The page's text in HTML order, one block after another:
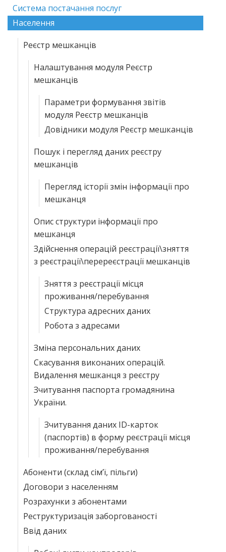
Система постачання послуг
Населення
Реєстр мешканців
Налаштування модуля Реєстр
мешканців
Параметри формування звітів
модуля Реєстр мешканців
Довідники модуля Реєстр мешканців
Пошук і перегляд даних реєстру
мешканців
Перегляд історії змін інформації про
мешканця
Опис структури інформації про
мешканця
Здійснення операцій реєстрації\зняття
з реєстрації\перереєстрації мешканців
Зняття з реєстрації місця
проживання/перебування
Структура адресних даних
Робота з адресами
Зміна персональних даних
Скасування виконаних операцій.
Видалення мешканця з реєстру
Зчитування паспорта громадянина
України.
Зчитування даних ID-карток
(паспортів) в форму реєстрації місця
проживання/перебування
Абоненти (склад сім’ї, пільги)
Договори з населенням
Розрахунки з абонентами
Реструктуризація заборгованості
Ввід даних